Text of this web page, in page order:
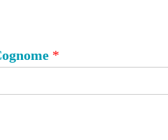
*